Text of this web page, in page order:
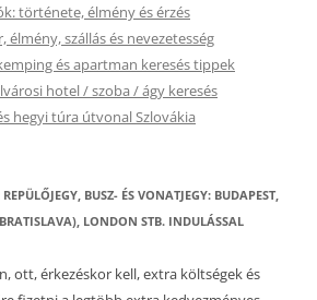
története, élmény és érzés
élmény, szállás és nevezetesség
és apartman keresés tippek
hotel / szoba / ágy keresés
hegyi túra útvonal Szlovákia
BUSZ- ÉS VONATJEGY: BUDAPEST,
LONDON STB. INDULÁSSAL
ott, érkezéskor kell, extra költségek és